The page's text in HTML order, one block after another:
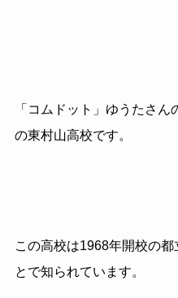
「コムドット」ゆうたさ
の東村山高校です。
この高校は1968年開校の
とで知られています。